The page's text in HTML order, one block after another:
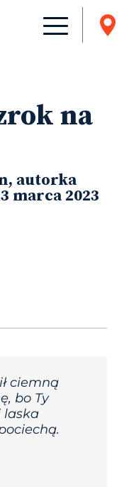
na
autorka
marca 2023
ciemną
bo Ty
laska